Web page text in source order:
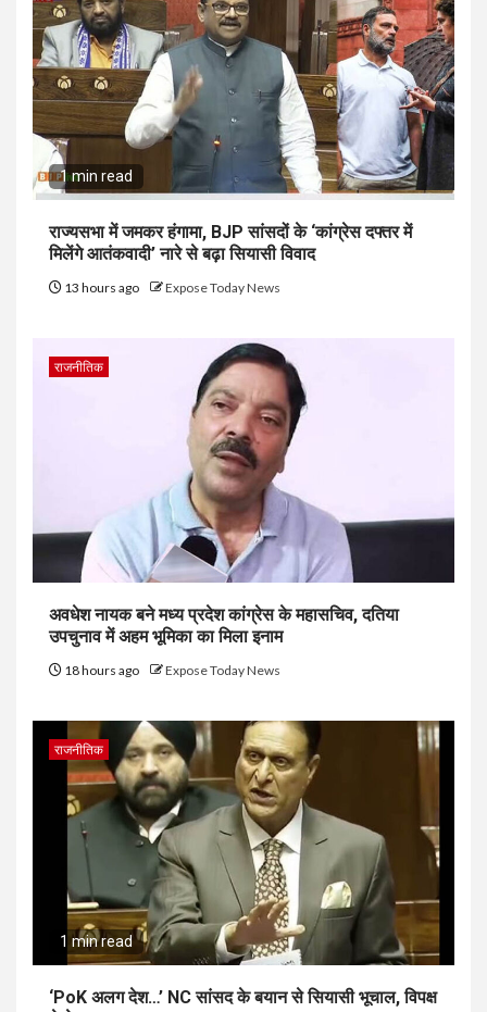
1 min read
राज्यसभा में जमकर हंगामा, BJP सांसदों के ‘कांग्रेस दफ्तर में
मिलेंगे आतंकवादी’ नारे से बढ़ा सियासी विवाद
13 hours ago Expose Today News
राजनीतिक
अवधेश नायक बने मध्य प्रदेश कांग्रेस के महासचिव, दतिया
उपचुनाव में अहम भूमिका का मिला इनाम
18 hours ago Expose Today News
राजनीतिक
1 min read
‘PoK अलग देश…’ NC सांसद के बयान से सियासी भूचाल, विपक्ष